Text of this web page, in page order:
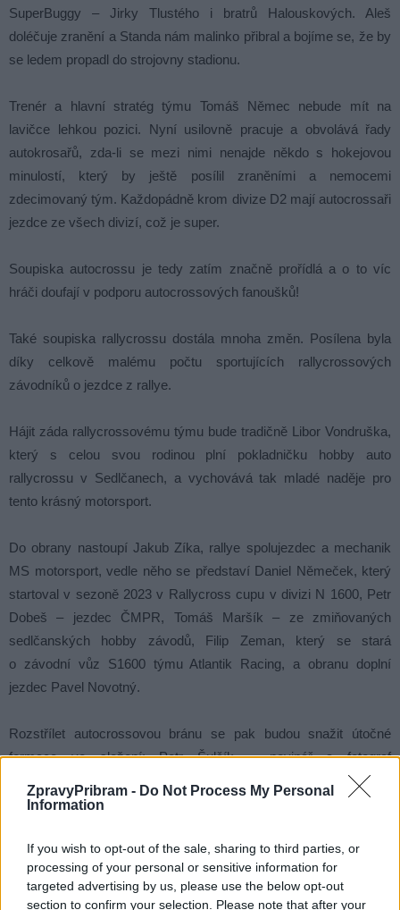
ZpravyPribram - Do Not Process My Personal
Information
If you wish to opt-out of the sale, sharing to third parties, or
processing of your personal or sensitive information for
targeted advertising by us, please use the below opt-out
section to confirm your selection. Please note that after your
SuperBuggy – Jirky Tlustého i bratrů Halouskových. Aleš
doléčuje zranění a Standa nám malinko přibral a bojíme se, že by
se ledem propadl do strojovny stadionu.
Trenér a hlavní stratég týmu Tomáš Němec nebude mít na
lavičce lehkou pozici. Nyní usilovně pracuje a obvolává řady
autokrosařů, zda-li se mezi nimi nenajde někdo s hokejovou
minulostí, který by ještě posílil zraněními a nemocemi
zdecimovaný tým. Každopádně krom divize D2 mají autocrossaři
jezdce ze všech divizí, což je super.
Soupiska autocrossu je tedy zatím značně prořídlá a o to víc
hráči doufají v podporu autocrossových fanoušků!
Také soupiska rallycrossu dostála mnoha změn. Posílena byla
díky celkově malému počtu sportujících rallycrossových
závodníků o jezdce z rallye.
Hájit záda rallycrossovému týmu bude tradičně Libor Vondruška,
který s celou svou rodinou plní pokladničku hobby auto
rallycrossu v Sedlčanech, a vychovává tak mladé naděje pro
tento krásný motorsport.
Do obrany nastoupí Jakub Zíka, rallye spolujezdec a mechanik
MS motorsport, vedle něho se představí Daniel Němeček, který
startoval v sezoně 2023 v Rallycross cupu v divizi N 1600, Petr
Dobeš – jezdec ČMPR, Tomáš Maršík – ze zmiňovaných
sedlčanských hobby závodů, Filip Zeman, který se stará
o závodní vůz S1600 týmu Atlantik Racing, a obranu doplní
jezdec Pavel Novotný.
Rozstřílet autocrossovou bránu se pak budou snažit útočné
formace ve složení: Petr Šulčík – novinář a fotograf
z rallycross.cz, Lukáš Bím – jezdec a mechanik Tomáše Mičíka,
Tomáš Albrecht – motorář a mechanik, Petr Lávička a Tomáš
Roman Matouš a Roman Suchý z Rallycross Cupu, Štěpán
Vojtěch z rallye a mechanik Josef Faltýn.